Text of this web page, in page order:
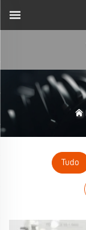
Tudo